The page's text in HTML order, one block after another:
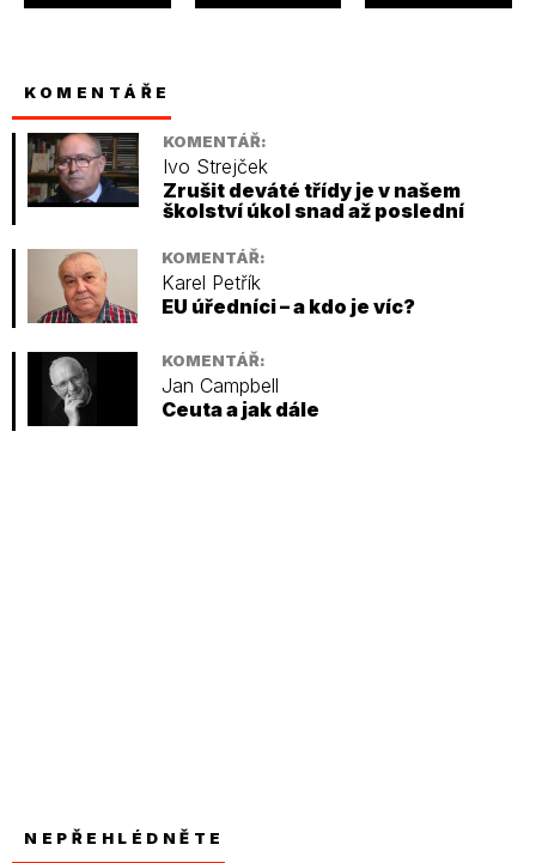
KOMENTÁŘE
KOMENTÁŘ:
Ivo Strejček
Zrušit deváté třídy je v našem
školství úkol snad až poslední
KOMENTÁŘ:
Karel Petřík
EU úředníci – a kdo je víc?
KOMENTÁŘ:
Jan Campbell
Ceuta a jak dále
NEPŘEHLÉDNĚTE